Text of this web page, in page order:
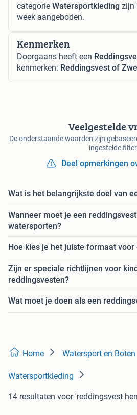
categorie Watersportkleding zijn
week aangeboden.
Kenmerken
Doorgaans heeft een
kenmerken: Reddingsvest of
Veelgestelde
De onderstaande waarden zijn
ingestelde
Deel opmerkingen
Wat is het belangrijkste doel van
Wanneer moet je een
watersporten?
Hoe kies je het juiste formaat
Zijn er speciale richtlijnen voor
reddingsvesten?
Wat moet je doen als een
Home Watersport en Boten
Watersportkleding
14 resultaten voor 'reddingsvest